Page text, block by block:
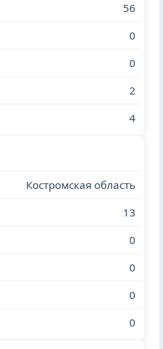
56
0
0
2
4
Костромская область
13
0
0
0
0